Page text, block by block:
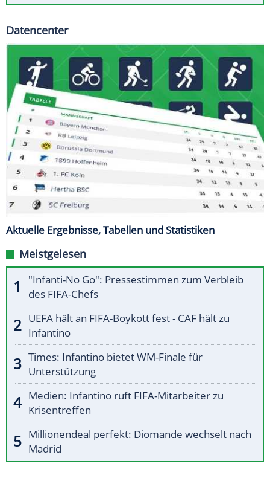
Datencenter
Aktuelle Ergebnisse, Tabellen und Statistiken
Meistgelesen
"Infanti-No Go": Pressestimmen zum Verbleib
des FIFA-Chefs
UEFA hält an FIFA-Boykott fest - CAF hält zu
Infantino
Times: Infantino bietet WM-Finale für
Unterstützung
Medien: Infantino ruft FIFA-Mitarbeiter zu
Krisentreffen
Millionendeal perfekt: Diomande wechselt nach
Madrid